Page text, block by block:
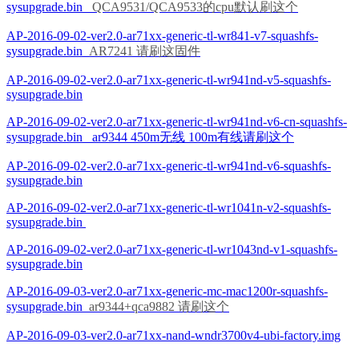
sysupgrade.bin QCA9531/QCA9533的cpu默认刷这个
AP-2016-09-02-ver2.0-ar71xx-generic-tl-wr841-v7-squashfs-
sysupgrade.bin AR7241 请刷这固件
AP-2016-09-02-ver2.0-ar71xx-generic-tl-wr941nd-v5-squashfs-
sysupgrade.bin
AP-2016-09-02-ver2.0-ar71xx-generic-tl-wr941nd-v6-cn-squashfs-
sysupgrade.bin
ar9344 450m无线 100m有线请刷这个
AP-2016-09-02-ver2.0-ar71xx-generic-tl-wr941nd-v6-squashfs-
sysupgrade.bin
AP-2016-09-02-ver2.0-ar71xx-generic-tl-wr1041n-v2-squashfs-
sysupgrade.bin
AP-2016-09-02-ver2.0-ar71xx-generic-tl-wr1043nd-v1-squashfs-
sysupgrade.bin
AP-2016-09-03-ver2.0-ar71xx-generic-mc-mac1200r-squashfs-
sysupgrade.bin ar9344+qca9882 请刷这个
AP-2016-09-03-ver2.0-ar71xx-nand-wndr3700v4-ubi-factory.img